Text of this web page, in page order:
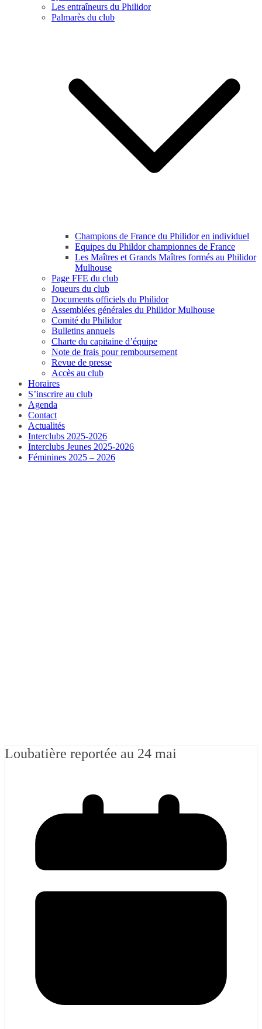
Les entraîneurs du Philidor
Palmarès du club
Champions de France du Philidor en individuel
Equipes du Phildor championnes de France
Les Maîtres et Grands Maîtres formés au Philidor
Mulhouse
Page FFE du club
Joueurs du club
Documents officiels du Philidor
Assemblées générales du Philidor Mulhouse
Comité du Philidor
Bulletins annuels
Charte du capitaine d’équipe
Note de frais pour remboursement
Revue de presse
Accès au club
Horaires
S’inscrire au club
Agenda
Contact
Actualités
Interclubs 2025-2026
Interclubs Jeunes 2025-2026
Féminines 2025 – 2026
Loubatière reportée au 24 mai